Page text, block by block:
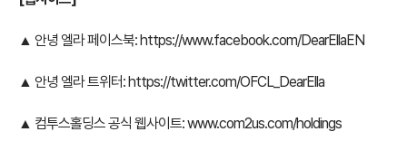
▲ 안녕 엘라 페이스북: https://www.facebook.com/DearEllaEN
▲ 안녕 엘라 트위터: https://twitter.com/OFCL_DearElla
▲ 컴투스홀딩스 공식 웹사이트:www.com2us.com/holdings